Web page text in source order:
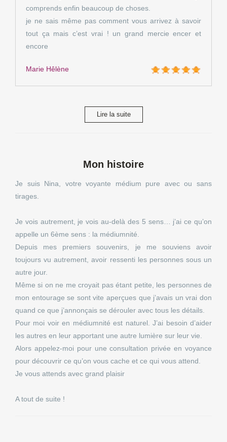
comprends enfin beaucoup de choses.
je ne sais même pas comment vous arrivez à savoir
tout ça mais c’est vrai ! un grand mercie encer et
encore
Marie Hêlène
Lire la suite
Mon histoire
Je suis Nina, votre voyante médium pure avec ou sans
tirages.
Je vois autrement, je vois au-delà des 5 sens… j’ai ce qu’on
appelle un 6ème sens : la médiumnité.
Depuis mes premiers souvenirs, je me souviens avoir
toujours vu autrement, avoir ressenti les personnes sous un
autre jour.
Même si on ne me croyait pas étant petite, les personnes de
mon entourage se sont vite aperçues que j’avais un vrai don
quand ce que j’annonçais se dérouler avec tous les détails.
Pour moi voir en médiumnité est naturel. J’ai besoin d’aider
les autres en leur apportant une autre lumière sur leur vie.
Alors appelez-moi pour une consultation privée en voyance
pour découvrir ce qu’on vous cache et ce qui vous attend.
Je vous attends avec grand plaisir
A tout de suite !